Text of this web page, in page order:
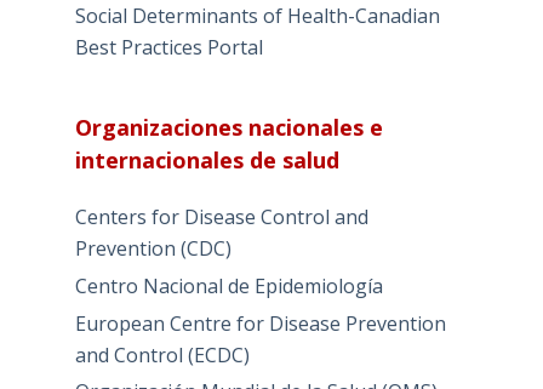
Social Determinants of Health-Canadian
Best Practices Portal
Organizaciones nacionales e
internacionales de salud
Centers for Disease Control and
Prevention (CDC)
Centro Nacional de Epidemiología
European Centre for Disease Prevention
and Control (ECDC)